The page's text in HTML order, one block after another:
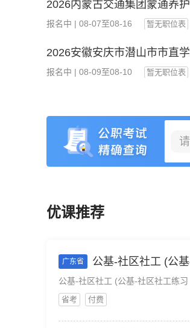
报名中 | 08-07至08-16 暂无职位表
2026安徽安庆市潜山市市直
报名中 | 08-09至08-10 暂无职位表
优课推荐
广东省 公基-社区社工 (公基-社区社工练习（主观
省考 付费